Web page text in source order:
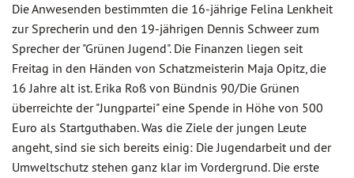
Die Anwesenden bestimmten die 16-jährige Felina Lenkheit
zur Sprecherin und den 19-jährigen Dennis Schweer zum
Sprecher der "Grünen Jugend". Die Finanzen liegen seit
Freitag in den Händen von Schatzmeisterin Maja Opitz, die
16 Jahre alt ist. Erika Roß von Bündnis 90/Die Grünen
überreichte der "Jungpartei" eine Spende in Höhe von 500
Euro als Startguthaben. Was die Ziele der jungen Leute
angeht, sind sie sich bereits einig: Die Jugendarbeit und der
Umweltschutz stehen ganz klar im Vordergrund. Die erste